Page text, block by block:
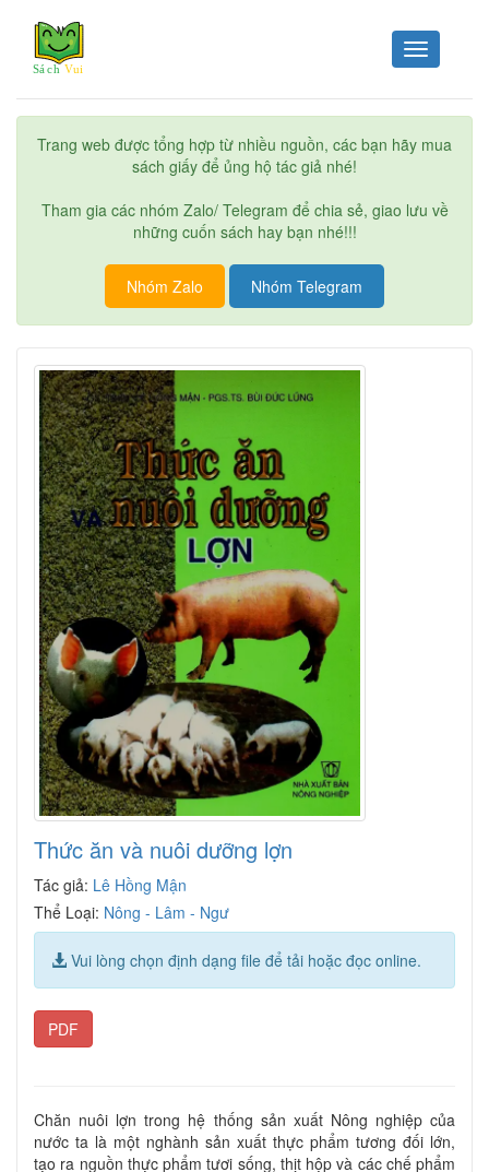
Toggle
navigation
Trang web được tổng hợp từ nhiều nguồn, các bạn hãy mua
sách giấy để ủng hộ tác giả nhé!
Tham gia các nhóm Zalo/ Telegram để chia sẻ, giao lưu về
những cuốn sách hay bạn nhé!!!
Nhóm Zalo Nhóm Telegram
Thức ăn và nuôi dưỡng lợn
Tác giả: Lê Hồng Mận
Thể Loại: Nông - Lâm - Ngư
Vui lòng chọn định dạng file để tải hoặc đọc online.
PDF
Chăn nuôi lợn trong hệ thống sản xuất Nông nghiệp của
nước ta là một nghành sản xuất thực phẩm tương đối lớn,
tạo ra nguồn thực phẩm tươi sống, thịt hộp và các chế phẩm